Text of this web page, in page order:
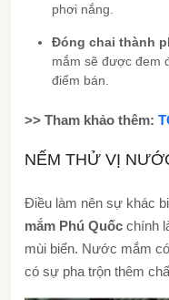
phơi nắng.
Đóng chai thành
mắm sẽ được đem
điểm bán.
>> Tham khảo thêm:
NẾM THỬ VỊ
Điều làm nên sự khác
mắm Phú Quốc chính
mùi biển. Nước mắm
có sự pha trộn thêm